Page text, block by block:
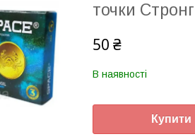
точки
50 ₴
В наявності
Купити